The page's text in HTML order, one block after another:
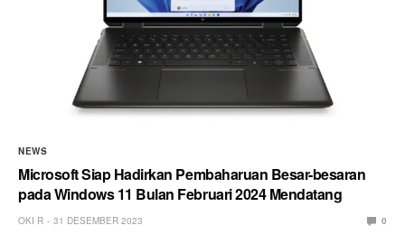
NEWS
Microsoft Siap Hadirkan Pembaharuan Besar-besaran
pada Windows 11 Bulan Februari 2024 Mendatang
OKI R 31 DESEMBER 2023 0